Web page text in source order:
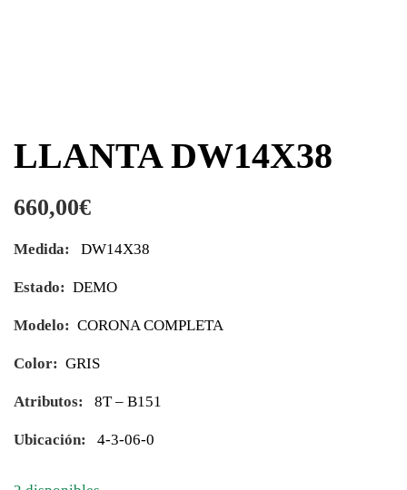
LLANTA DW14X38
660,00€
Medida: DW14X38
Estado: DEMO
Modelo: CORONA COMPLETA
Color: GRIS
Atributos: 8T – B151
Ubicación: 4-3-06-0